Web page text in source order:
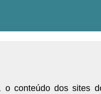
conteúdo dos sites